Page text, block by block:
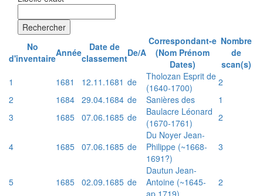
Rechercher
No
d'inventaireAnnée
Date de
classementDe/A
Correspondant-e
(Nom Prénom
Dates)
Nombre
de
scan(s)
1
1681 12.11.1681 de
Tholozan Esprit de
(1640-1700)
2
2
1684 29.04.1684 de Sanières des
1
3
1685 07.06.1685 de
Baulacre Léonard
(1670-1761)
2
4 1685 07.06.1685 de
Du Noyer Jean-
Philippe (~1668-
1691?)
3
5 1685 02.09.1685 de
Dautun Jean-
Antoine (~1645-
ap.1719)
2